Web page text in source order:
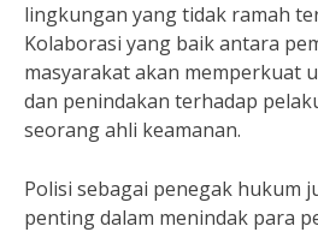
lingkungan yang tidak ramah
Kolaborasi yang baik antara
masyarakat akan memperkuat
dan penindakan terhadap
seorang ahli keamanan.
Polisi sebagai penegak hukum
penting dalam menindak para